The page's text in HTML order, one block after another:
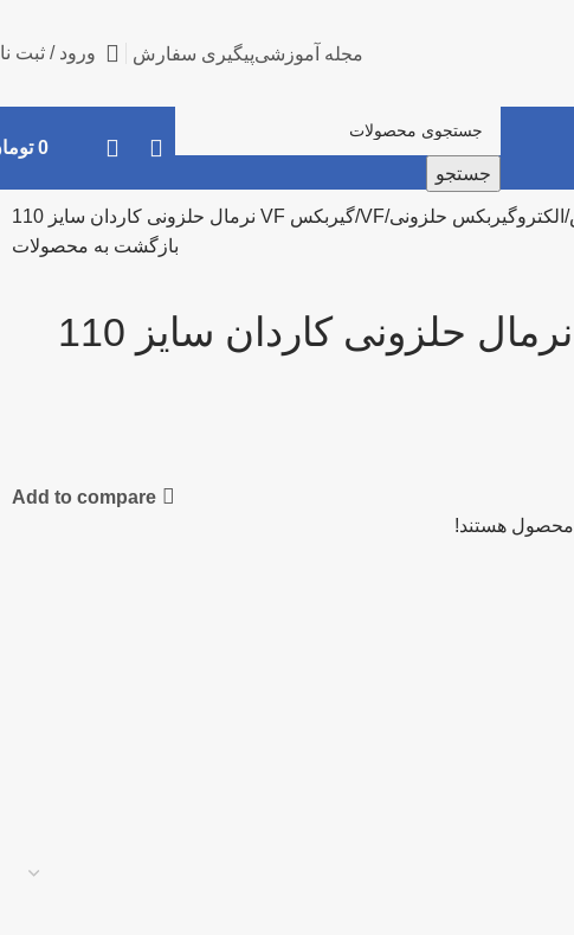
مجله آموزشیپیگیری سفارش ورود / ثبت
جستجو
0
الکتروگیربکس حلزونی VF گیربکس VF نرمال حلزونی کاردان سایز 110
بازگشت به محصولات
Add to compare
محصول هستند!